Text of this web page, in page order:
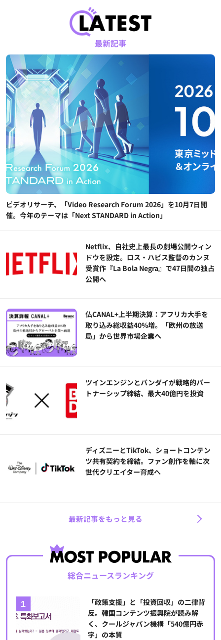
最新記事
ビデオリサーチ、「Video Research Forum 2026」を10月7日開
催。今年のテーマは「Next STANDARD in Action」
Netflix、自社史上最長の劇場公開ウィン
ドウを設定。ロス・ハビス監督のカンヌ
受賞作『La Bola Negra』で47日間の独占
公開へ
仏CANAL+上半期決算：アフリカ大手を
取り込み総収益40%増。「欧州の放送
局」から世界市場企業へ
ツインエンジンとバンダイが戦略的パー
トナーシップ締結、最大40億円を投資
ディズニーとTikTok、ショートコンテン
ツ共有契約を締結。ファン創作を軸に次
世代クリエイター育成へ
最新記事をもっと見る
総合ニュースランキング
「政策支援」と「投資回収」の二律背
反。韓国コンテンツ振興院が読み解
く、クールジャパン機構「540億円赤
字」の本質